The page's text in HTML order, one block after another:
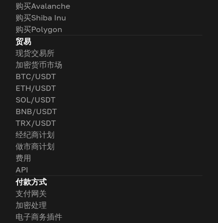
购买Avalanche
购买Shiba Inu
购买Polygon
贸易
现货交易所
加密货币市场
BTC/USDT
ETH/USDT
SOL/USDT
BNB/USDT
TRX/USDT
经纪商计划
做市商计划
费用
API
付款方式
支付网关
加密处理
电子商务插件